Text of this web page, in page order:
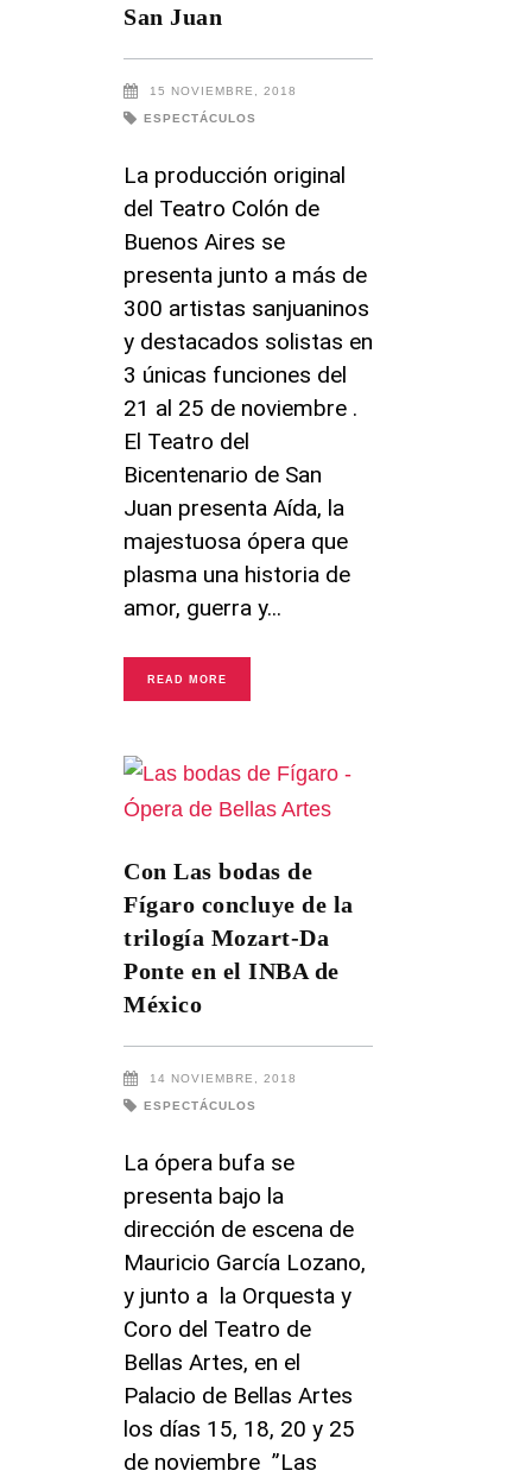
San Juan
15 NOVIEMBRE, 2018
ESPECTÁCULOS
La producción original
del Teatro Colón de
Buenos Aires se
presenta junto a más de
300 artistas sanjuaninos
y destacados solistas en
3 únicas funciones del
21 al 25 de noviembre .
El Teatro del
Bicentenario de San
Juan presenta Aída, la
majestuosa ópera que
plasma una historia de
amor, guerra y
READ MORE
Con Las bodas de
Fígaro concluye de la
trilogía Mozart-Da
Ponte en el INBA de
México
14 NOVIEMBRE, 2018
ESPECTÁCULOS
La ópera bufa se
presenta bajo la
dirección de escena de
Mauricio García Lozano,
y junto a la Orquesta y
Coro del Teatro de
Bellas Artes, en el
Palacio de Bellas Artes
los días 15, 18, 20 y 25
de noviembre ”Las